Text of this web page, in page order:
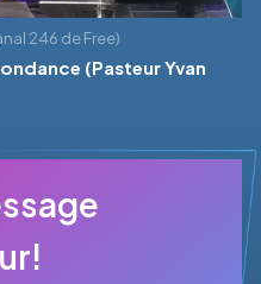
246 de Free)
(Pasteur Yvan